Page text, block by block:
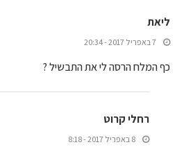
ליאת
7 באפריל 2017 - 20:34
כף המלח הרסה לי את התבשיל ?
רחלי קרוט
8 באפריל 2017 - 8:18